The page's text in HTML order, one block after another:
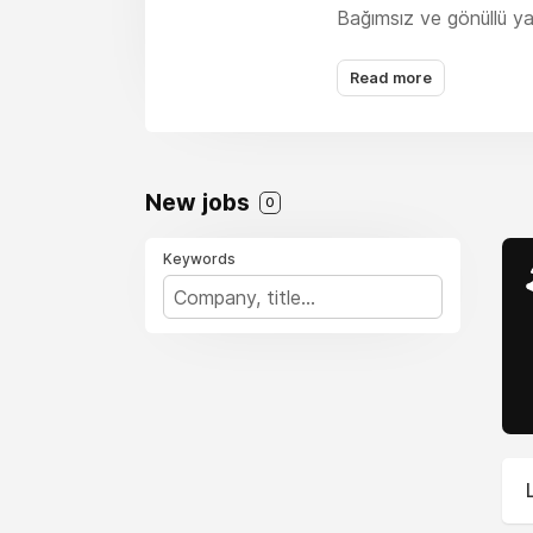
Bağımsız ve gönüllü
31 federasyon, 373
Read more
New jobs 0
Keywords